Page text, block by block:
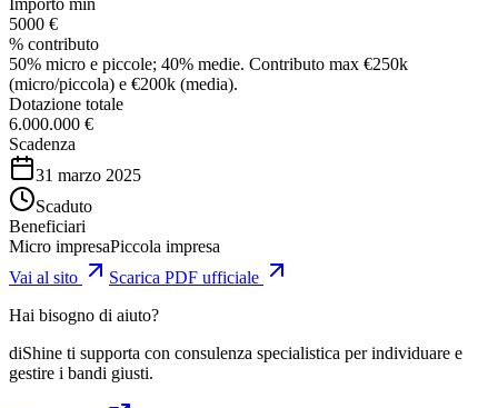
Importo min
5000 €
% contributo
50% micro e piccole; 40% medie. Contributo max €250k
(micro/piccola) e €200k (media).
Dotazione totale
6.000.000 €
Scadenza
31 marzo 2025
Scaduto
Beneficiari
Micro impresaPiccola impresa
Vai al sito
Scarica PDF ufficiale
Hai bisogno di aiuto?
diShine ti supporta con consulenza specialistica per individuare e
gestire i bandi giusti.